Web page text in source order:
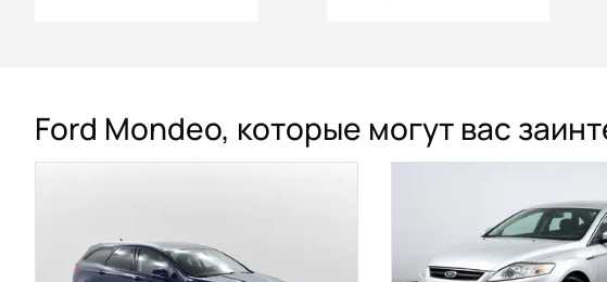
Ford Mondeo, которые могут вас